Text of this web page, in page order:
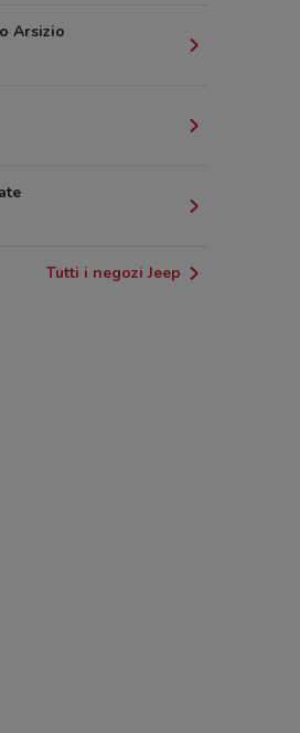
Arsizio
Tutti i negozi Jeep